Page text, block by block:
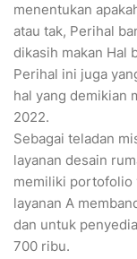
menentukan
atau tak, Perihal
dikasih makan Hal
Perihal ini juga
hal yang demikian
2022.
Sebagai teladan
layanan desain
memiliki portofolio
layanan A
dan untuk
700 ribu.